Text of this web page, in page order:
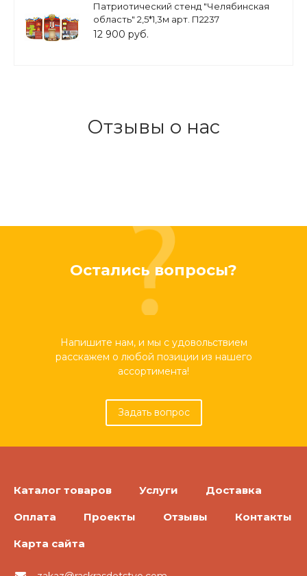
Патриотический стенд "Челябинская
область" 2,5*1,3м арт. П2237
12 900 руб.
Отзывы о нас
Остались вопросы?
Напишите нам, и мы с удовольствием
расскажем о любой позиции из нашего
ассортимента!
Задать вопрос
Каталог товаров Услуги Доставка
Оплата Проекты Отзывы Контакты
Карта сайта